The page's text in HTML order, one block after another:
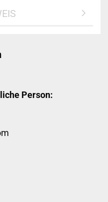
Person: